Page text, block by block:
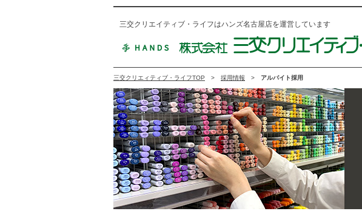
三交クリエイティブ・ライフはハンズ名古屋店を運営しています
三交クリエィティブ・ライフTOP 採用情報 アルバイト採用